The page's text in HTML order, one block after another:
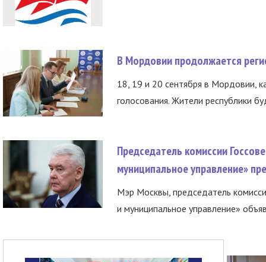
В Мордовии продолжается
18, 19 и 20 сентября в Мордовии,
голосования. Жители республики
Председатель комиссии
муниципальное управление»
Мэр Москвы, председатель
и муниципальное управление»